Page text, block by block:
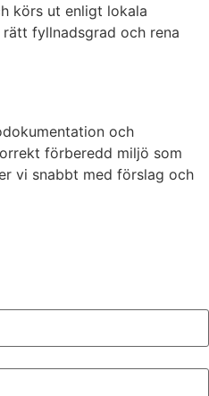
körs ut enligt lokala
fyllnadsgrad och rena
och
förberedd miljö som
vi snabbt med förslag och